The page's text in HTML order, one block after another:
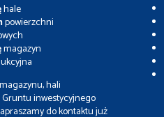
hale
powierzchni
magazyn
hali
inwestycyjnego
do kontaktu już